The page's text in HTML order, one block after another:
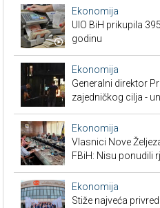
Ekonomija
UIO BiH prikupila
godinu
Ekonomija
Generalni direktor
zajedničkog cilja -
Ekonomija
Vlasnici Nove
FBiH: Nisu ponudili
Ekonomija
Stiže najveća